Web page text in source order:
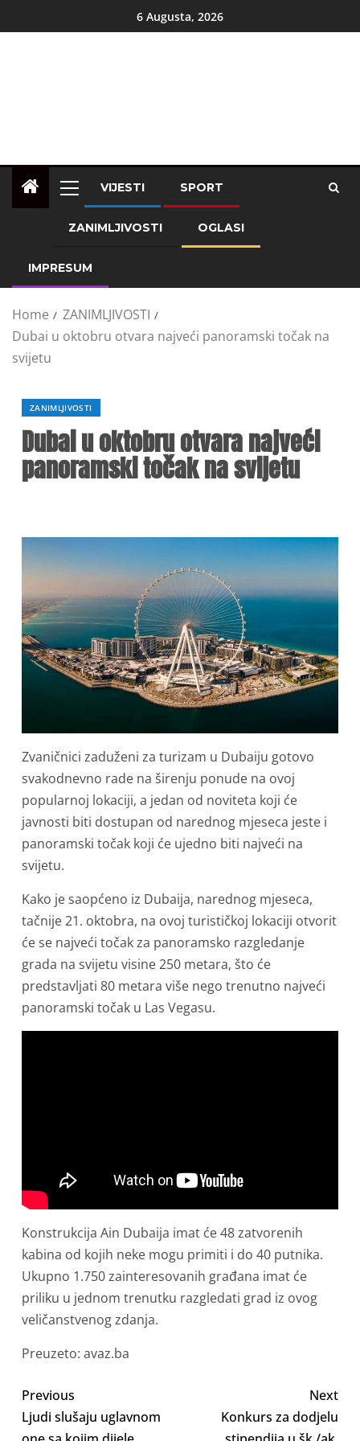
6 Augusta, 2026
VIJESTI SPORT
ZANIMLJIVOSTI OGLASI
IMPRESUM
Home
ZANIMLJIVOSTI
Dubai u oktobru otvara najveći panoramski točak na
svijetu
ZANIMLJIVOSTI
Dubai u oktobru otvara najveći
panoramski točak na svijetu
Zvaničnici zaduženi za turizam u Dubaiju gotovo
svakodnevno rade na širenju ponude na ovoj
popularnoj lokaciji, a jedan od noviteta koji će
javnosti biti dostupan od narednog mjeseca jeste i
panoramski točak koji će ujedno biti najveći na
svijetu.
Kako je saopćeno iz Dubaija, narednog mjeseca,
tačnije 21. oktobra, na ovoj turističkoj lokaciji otvorit
će se najveći točak za panoramsko razgledanje
grada na svijetu visine 250 metara, što će
predstavljati 80 metara više nego trenutno najveći
panoramski točak u Las Vegasu.
Konstrukcija Ain Dubaija imat će 48 zatvorenih
kabina od kojih neke mogu primiti i do 40 putnika.
Ukupno 1.750 zainteresovanih građana imat će
priliku u jednom trenutku razgledati grad iz ovog
veličanstvenog zdanja.
Preuzeto: avaz.ba
Previous
Ljudi slušaju uglavnom
Next
Konkurs za dodjelu